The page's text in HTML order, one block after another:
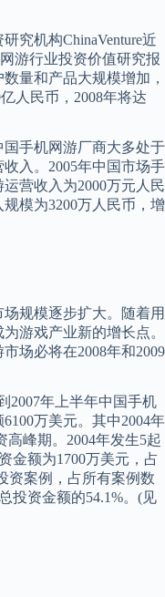
究机构ChinaVenture近
游行业投资价值研究报
量和产品大规模增加，
人民币，2008年将达
手机网游厂商大多处于
入。2005年中国市场手
营收入为2000万元人民
模为3200万人民币，增
规模逐步扩大。随着用
游戏产业新的增长点。
场必将在2008年和2009
年上半年中国手机
万美元。其中2004年
高峰期。2004年发生5起
金额为1700万美元，占
资案例，占所有案例数
投资金额的54.1%。(见